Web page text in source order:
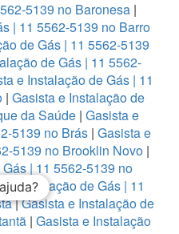
5139 no Baronesa |
| 11 5562-5139 no Barro
de Gás | 11 5562-5139
de Gás | 11 5562-
e Instalação de Gás | 11
| Gasista e Instalação de
da Saúde| Gasista e
5139 no Brás| Gasista e
5139 no Brooklin Novo |
| 11 5562-5139 no
e Instalação de Gás | 11
|Gasista e Instalação de
| Gasista e Instalação